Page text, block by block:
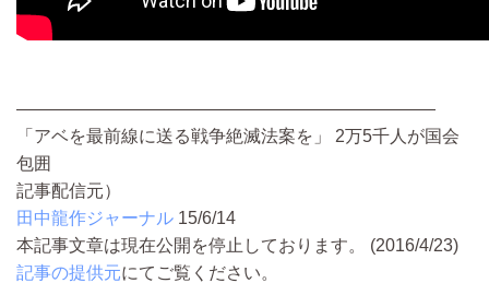
――――――――――――――――――――――――
「アベを最前線に送る戦争絶滅法案を」 2万5千人が国会
包囲
記事配信元）
田中龍作ジャーナル 15/6/14
本記事文章は現在公開を停止しております。 (2016/4/23)
記事の提供元にてご覧ください。